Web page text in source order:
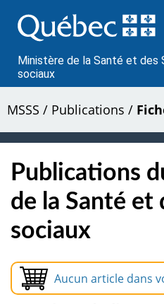
au
contenu
Ministère de la Santé et des
sociaux
MSSS / Publications /
Publications
de la Santé et
sociaux
Aucun article dans